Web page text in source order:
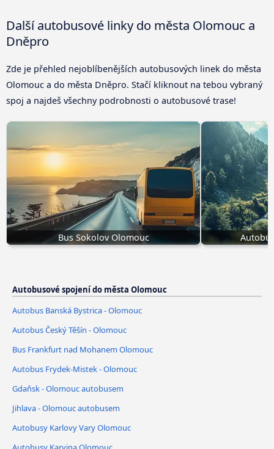
Další autobusové linky do města Olomouc a
Dněpro
Zde je přehled nejoblíbenějších autobusových linek do města
Olomouc a do města Dněpro. Stačí kliknout na tebou vybraný
spoj a najdeš všechny podrobnosti o autobusové trase!
Bus Sokolov Olomouc
Autobusové spojení do města Olomouc
Autobus Banská Bystrica - Olomouc
Autobus Český Těšín - Olomouc
Bus Frankfurt nad Mohanem Olomouc
Autobus Frydek-Mistek - Olomouc
Gdaňsk - Olomouc autobusem
Jihlava - Olomouc autobusem
Autobusy Karlovy Vary Olomouc